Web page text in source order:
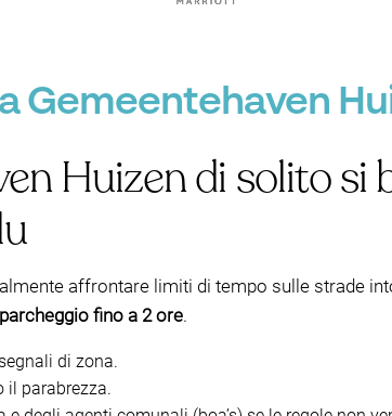
Gemeentehaven
Huizen di solito si
affrontare limiti di tempo sulle strade
fino a 2 ore.
di zona.
il parabrezza.